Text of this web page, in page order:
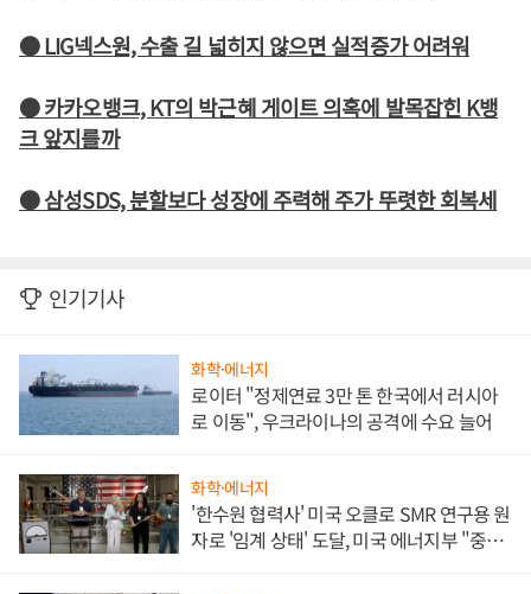
● LIG넥스원, 수출 길 넓히지 않으면 실적증가 어려워
● 카카오뱅크, KT의 박근혜 게이트 의혹에 발목잡힌 K뱅
크 앞지를까
● 삼성SDS, 분할보다 성장에 주력해 주가 뚜렷한 회복세
인기기사
화학·에너지
로이터 "정제연료 3만 톤 한국에서 러시아
로 이동", 우크라이나의 공격에 수요 늘어
화학·에너지
'한수원 협력사' 미국 오클로 SMR 연구용 원
자로 '임계 상태' 도달, 미국 에너지부 "중요